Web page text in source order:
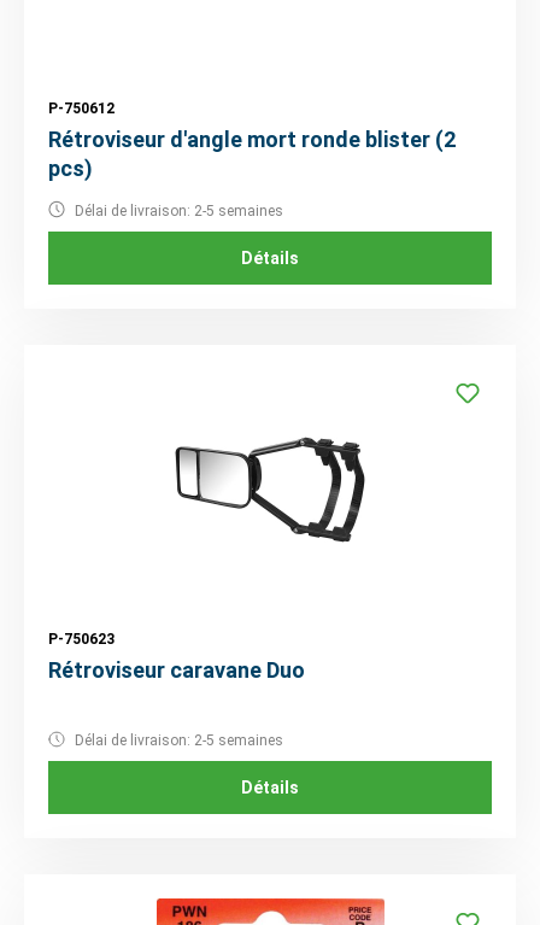
P-750612
Rétroviseur d'angle mort ronde blister (2
pcs)
Délai de livraison: 2-5 semaines
Détails
P-750623
Rétroviseur caravane Duo
Délai de livraison: 2-5 semaines
Détails